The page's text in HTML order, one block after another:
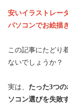
安いイラストレー
パソコンでお絵描
この記事にたどり
ないでしょうか？
実は、 たった3つ
ソコン選びを失敗